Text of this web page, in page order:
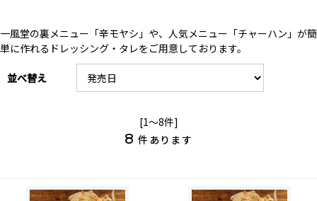
一風堂の裏メニュー「辛モヤシ」や、人気メニュー「チャーハン」が簡
単に作れるドレッシング・タレをご用意しております。
並べ替え
[1～8件]
8 件あります